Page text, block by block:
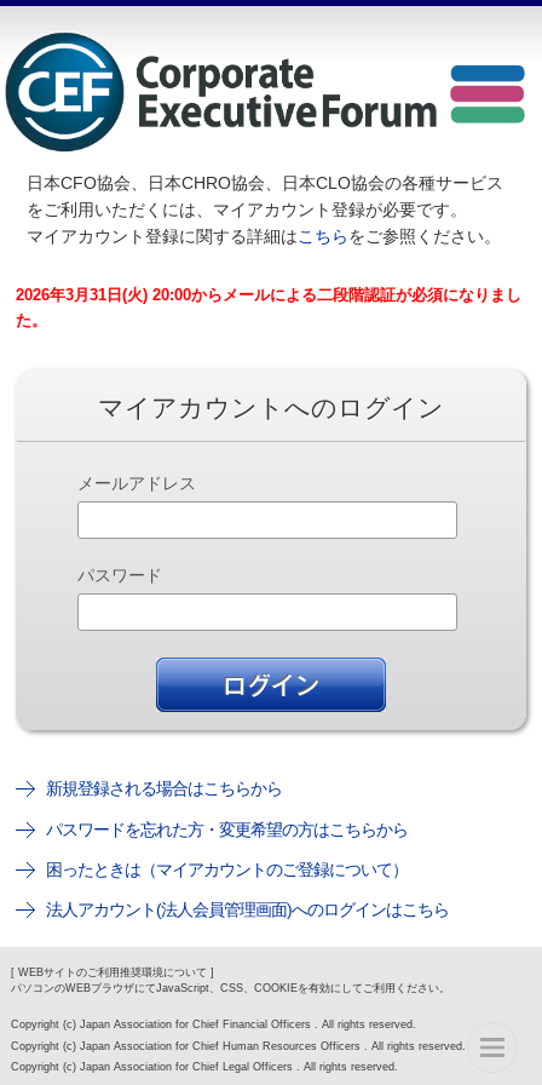
日本CFO協会、日本CHRO協会、日本CLO協会の各種サービス
をご利用いただくには、マイアカウント登録が必要です。
マイアカウント登録に関する詳細はこちらをご参照ください。
2026年3月31日(火) 20:00からメールによる二段階認証が必須になりまし
た。
マイアカウントへのログイン
メールアドレス
パスワード
新規登録される場合はこちらから
パスワードを忘れた方・変更希望の方はこちらから
困ったときは（マイアカウントのご登録について）
法人アカウント(法人会員管理画面)へのログインはこちら
[ WEBサイトのご利用推奨環境について ]
パソコンのWEBブラウザにてJavaScript、CSS、COOKIEを有効にしてご利用ください。
Copyright (c) Japan Association for Chief Financial Officers . All rights reserved.
Copyright (c) Japan Association for Chief Human Resources Officers . All rights reserved.
Copyright (c) Japan Association for Chief Legal Officers . All rights reserved.